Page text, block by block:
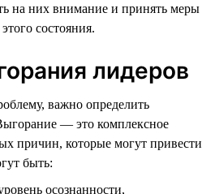
на них внимание и принять меры
состояния.
лидеров
важно определить
— это комплексное
причин, которые могут привести
быть:
осознанности,